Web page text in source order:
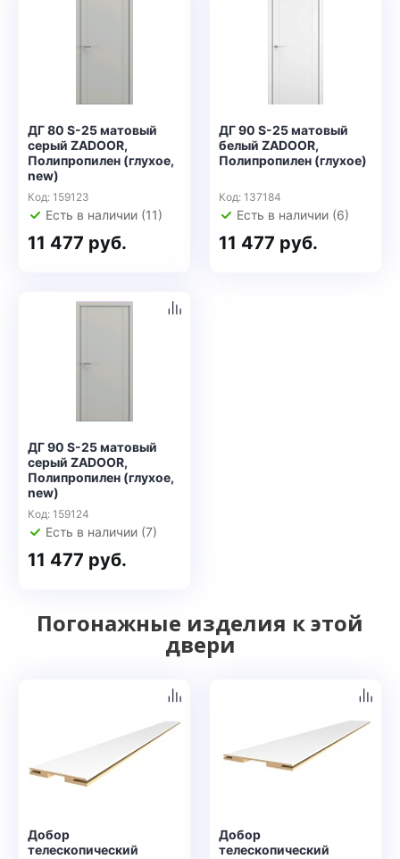
ДГ 80 S-25 матовый
серый ZADOOR,
Полипропилен (глухое,
new)
Код: 159123
Есть в наличии (11)
11 477 руб.
ДГ 90 S-25 матовый
белый ZADOOR,
Полипропилен (глухое)
Код: 137184
Есть в наличии (6)
11 477 руб.
ДГ 90 S-25 матовый
серый ZADOOR,
Полипропилен (глухое,
new)
Код: 159124
Есть в наличии (7)
11 477 руб.
Погонажные изделия к этой
двери
Добор
телескопический
Добор
телескопический